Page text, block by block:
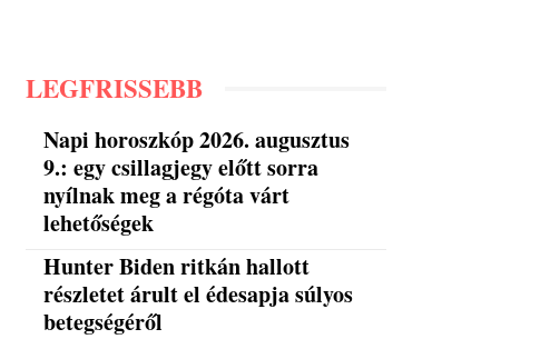
LEGFRISSEBB
Napi horoszkóp 2026. augusztus
9.: egy csillagjegy előtt sorra
nyílnak meg a régóta várt
lehetőségek
Hunter Biden ritkán hallott
részletet árult el édesapja súlyos
betegségéről